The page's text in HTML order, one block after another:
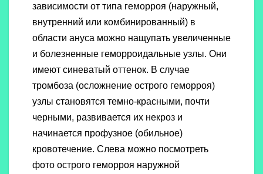
зависимости от типа геморроя (наружный,
внутренний или комбинированный) в
области ануса можно нащупать увеличенные
и болезненные геморроидальные узлы. Они
имеют синеватый оттенок. В случае
тромбоза (осложнение острого геморроя)
узлы становятся темно-красными, почти
черными, развивается их некроз и
начинается профузное (обильное)
кровотечение. Слева можно посмотреть
фото острого геморроя наружной